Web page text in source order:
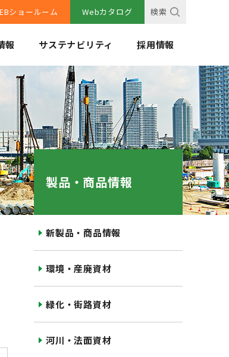
ショールーム Webカタログ 検索
報 サステナビリティ 採用情報
製品・商品情報
新製品・商品情報
環境・産廃資材
緑化・街路資材
河川・法面資材